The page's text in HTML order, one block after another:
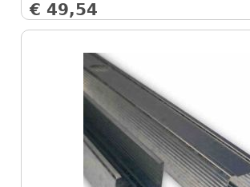
€ 49,54